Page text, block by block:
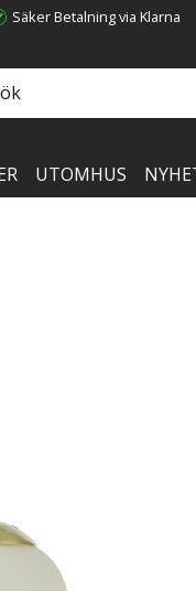
Säker Betalning via Klarna
UTOMHUS